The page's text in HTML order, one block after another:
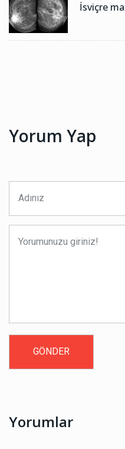
İsviçre
Yorum Yap
Yorumlar